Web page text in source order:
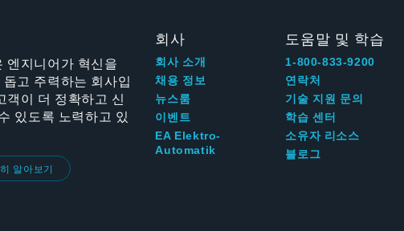
엔지니어가 혁신을
고 주력하는 회사입
객이 더 정확하고 신
있도록 노력하고 있
알아보기
회사
회사 소개
채용 정보
뉴스룸
이벤트
EA Elektro-
Automatik
도움말 및 학습
1-800-833-9200
연락처
기술 지원 문의
학습 센터
소유자 리소스
블로그